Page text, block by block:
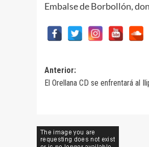
Embalse de Borbollón,
Navegación
de
Anterior:
El Orellana CD se enfrentará al